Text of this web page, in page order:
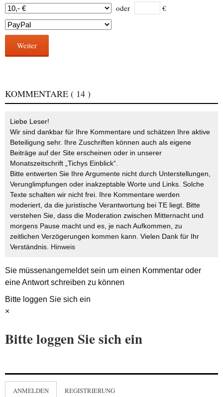
oder €
Weiter
KOMMENTARE ( 14 )
Liebe Leser!
Wir sind dankbar für Ihre Kommentare und schätzen Ihre aktive
Beteiligung sehr. Ihre Zuschriften können auch als eigene
Beiträge auf der Site erscheinen oder in unserer
Monatszeitschrift „Tichys Einblick“.
Bitte entwerten Sie Ihre Argumente nicht durch Unterstellungen,
Verunglimpfungen oder inakzeptable Worte und Links. Solche
Texte schalten wir nicht frei. Ihre Kommentare werden
moderiert, da die juristische Verantwortung bei TE liegt. Bitte
verstehen Sie, dass die Moderation zwischen Mitternacht und
morgens Pause macht und es, je nach Aufkommen, zu
zeitlichen Verzögerungen kommen kann. Vielen Dank für Ihr
Verständnis. Hinweis
Sie müssenangemeldetsein um einen Kommentar oder
eine Antwort schreiben zu können
Bitte loggen Sie sich ein
×
Bitte loggen Sie sich ein
ANMELDEN REGISTRIERUNG